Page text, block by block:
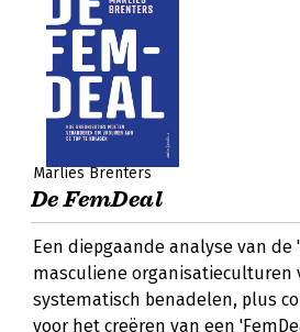
Marlies Brenters
De FemDeal
Een diepgaande analyse van de
masculiene organisatieculturen
systematisch benadelen, plus
voor het creëren van een